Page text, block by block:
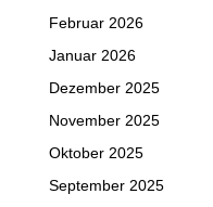
Februar 2026
Januar 2026
Dezember 2025
November 2025
Oktober 2025
September 2025